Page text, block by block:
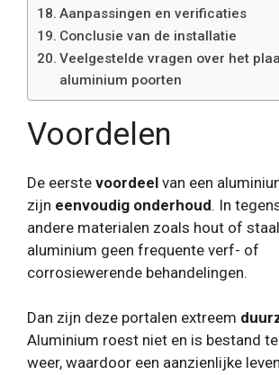
Aanpassingen en verificaties
Conclusie van de installatie
Veelgestelde vragen over het
aluminium poorten
Voordelen
De eerste voordeel van een
zijn eenvoudig onderhoud. In
andere materialen zoals hout of
aluminium geen frequente verf- of
corrosiewerende behandelingen.
Dan zijn deze portalen extreem
Aluminium roest niet en is bestand
weer, waardoor een aanzienlijke